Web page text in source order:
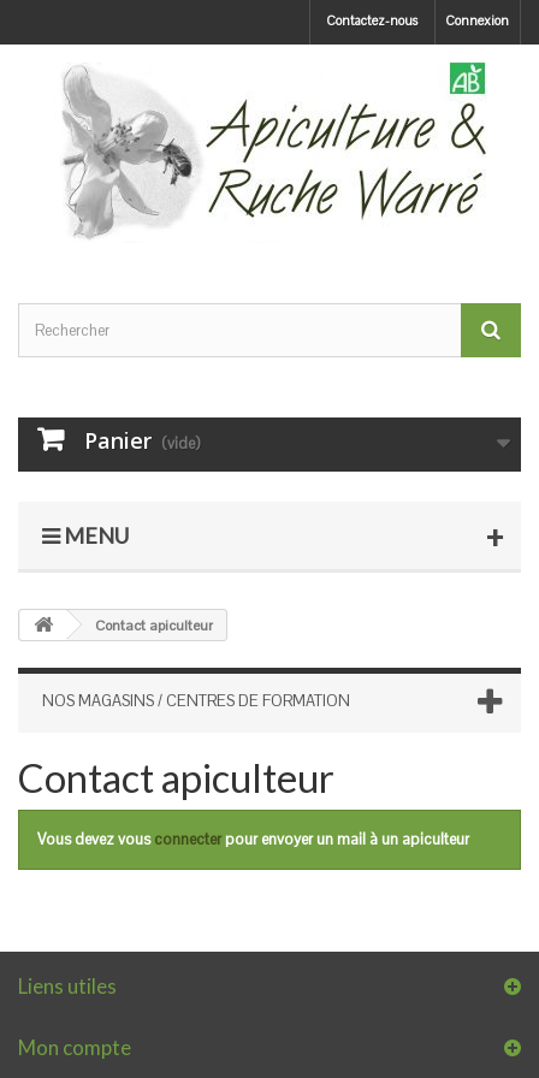
Connexion
Contactez-nous
Panier (vide)
MENU
Contact apiculteur
NOS MAGASINS / CENTRES DE FORMATION
Contact apiculteur
Vous devez vousconnecterpour envoyer un mail à un apiculteur
Liens utiles
Mon compte